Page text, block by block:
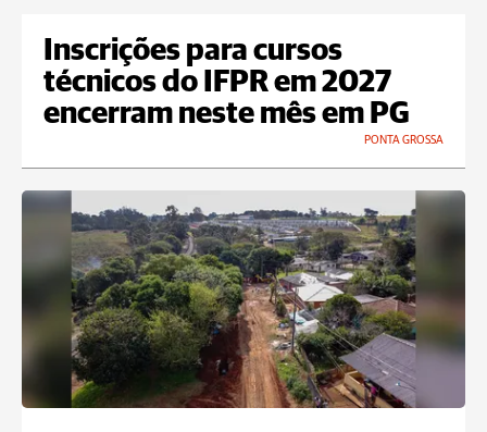
Inscrições para cursos
técnicos do IFPR em 2027
encerram neste mês em PG
PONTA GROSSA